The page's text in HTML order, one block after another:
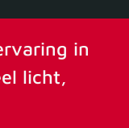
in
licht,